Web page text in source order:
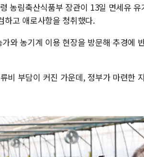
농림축산식품부 장관이 13일 면세유
하고 애로사항을 청취했다.
와 농기계 이용 현장을 방문해 추경에
비 부담이 커진 가운데, 정부가 마련한